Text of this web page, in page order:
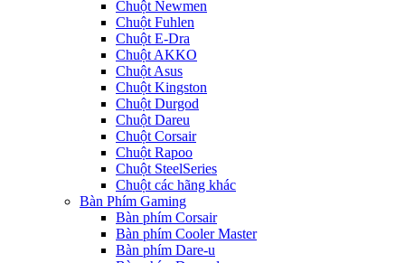
Chuột Newmen
Chuột Fuhlen
Chuột E-Dra
Chuột AKKO
Chuột Asus
Chuột Kingston
Chuột Durgod
Chuột Dareu
Chuột Corsair
Chuột Rapoo
Chuột SteelSeries
Chuột các hãng khác
Bàn Phím Gaming
Bàn phím Corsair
Bàn phím Cooler Master
Bàn phím Dare-u